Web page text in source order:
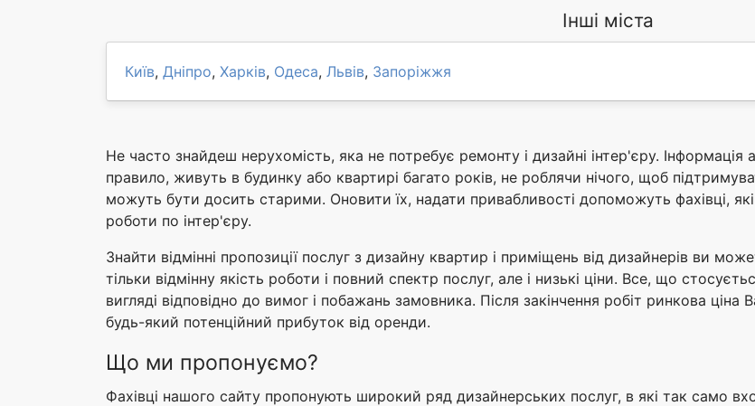
Інші міста
Київ, Дніпро, Харків, Одеса, Львів, Запоріжжя
Не часто знайдеш нерухомість, яка не потребує ремонту і дизайні інтер'єру. Інформація
правило, живуть в будинку або квартирі багато років, не роблячи нічого, щоб
можуть бути досить старими. Оновити їх, надати привабливості допоможуть фахівці,
роботи по інтер'єру.
Знайти відмінні пропозиції послуг з дизайну квартир і приміщень від дизайнерів ви
тільки відмінну якість роботи і повний спектр послуг, але і низькі ціни. Все, що
вигляді відповідно до вимог і побажань замовника. Після закінчення робіт ринкова ціна
будь-який потенційний прибуток від оренди.
Що ми пропонуємо?
Фахівці нашого сайту пропонують широкий ряд дизайнерських послуг, в які так само